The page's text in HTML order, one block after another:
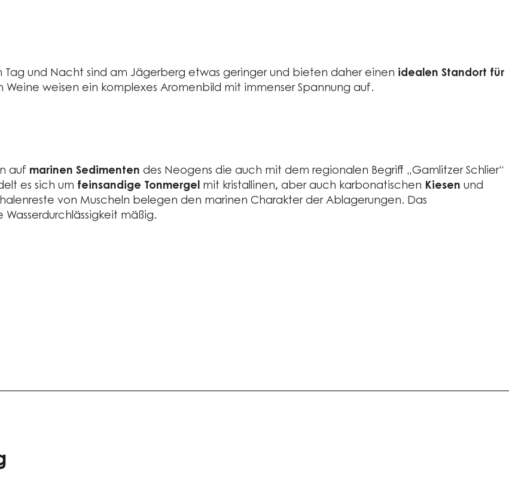
Tag und Nacht sind am Jägerberg etwas geringer und bieten daher einen idealen Standort für
Weine weisen ein komplexes Aromenbild mit immenser Spannung auf.
auf marinen Sedimenten des Neogens die auch mit dem regionalen Begriff „Gamlitzer Schlier“
es sich um feinsandige Tonmergel mit kristallinen, aber auch karbonatischen Kiesen und
von Muscheln belegen den marinen Charakter der Ablagerungen. Das
mäßig.